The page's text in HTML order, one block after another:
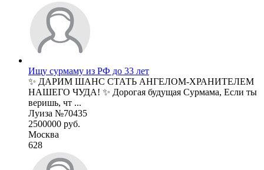
Ищу сурмаму из РФ до 33 лет
✨ ДАРИМ ШАНС СТАТЬ АНГЕЛОМ-ХРАНИТЕЛЕМ
НАШЕГО ЧУДА! ✨ Дорогая будущая Сурмама, Если ты
веришь, чт ...
Луиза №70435
2500000 руб.
Москва
628